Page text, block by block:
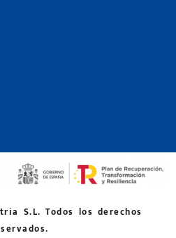
S.L. Todos los derechos